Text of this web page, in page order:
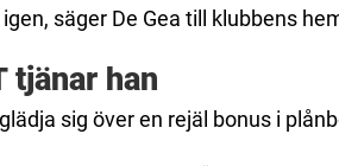
säger De Gea till klubbens
tjänar han
sig över en rejäl bonus i